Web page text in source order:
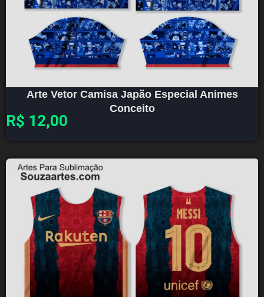
Arte Vetor Camisa Japão Especial Animes
Conceito
R$ 12,00